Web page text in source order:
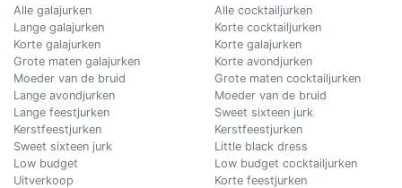
Alle galajurken
Lange galajurken
Korte galajurken
Grote maten galajurken
Moeder van de bruid
Lange avondjurken
Lange feestjurken
Kerstfeestjurken
Sweet sixteen jurk
Low budget
Uitverkoop
Alle cocktailjurken
Korte cocktailjurken
Korte galajurken
Korte avondjurken
Grote maten cocktailjurken
Moeder van de bruid
Sweet sixteen jurk
Kerstfeestjurken
Little black dress
Low budget cocktailjurken
Korte feestjurken